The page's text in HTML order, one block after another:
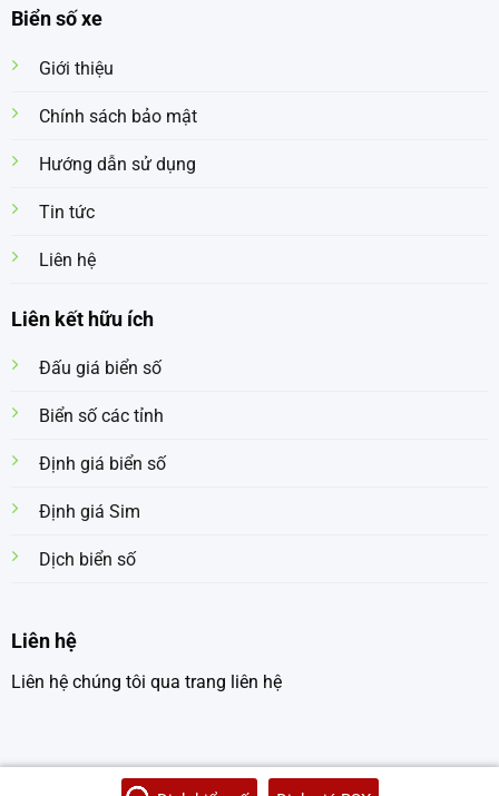
Biển số xe
Giới thiệu
Chính sách bảo mật
Hướng dẫn sử dụng
Tin tức
Liên hệ
Liên kết hữu ích
Đấu giá biển số
Biển số các tỉnh
Định giá biển số
Định giá Sim
Dịch biển số
Liên hệ
Liên hệ chúng tôi qua trang liên hệ